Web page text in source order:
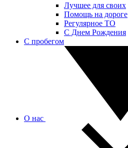
Лучшее для своих
Помощь на дороге
Регулярное ТО
С Днем Рождения
С пробегом
О нас